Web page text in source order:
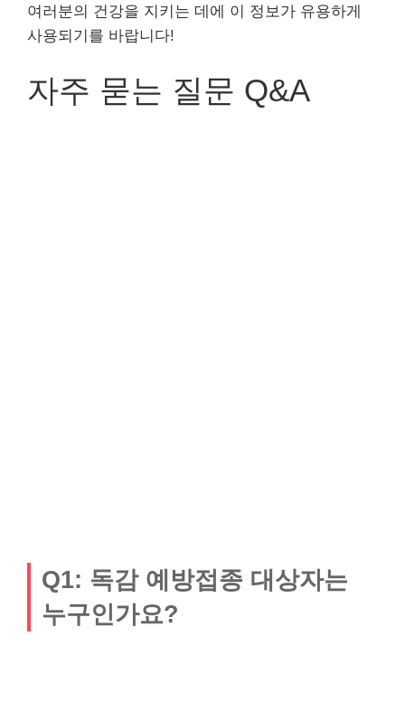
여러분의 건강을 지키는 데에 이 정보가 유용하게
사용되기를 바랍니다!
자주 묻는 질문 Q&A
Q1: 독감 예방접종 대상자는
누구인가요?